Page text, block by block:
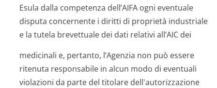
Esula dalla competenza dell’AIFA ogni eventuale
disputa concernente i diritti di proprietà industriale
e la tutela brevettuale dei dati relativi all’AIC dei
medicinali e, pertanto, l’Agenzia non può essere
ritenuta responsabile in alcun modo di eventuali
violazioni da parte del titolare dell'autorizza­zione